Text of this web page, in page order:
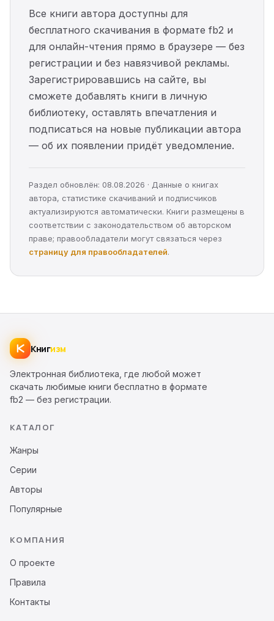
Все книги автора доступны для
бесплатного скачивания в формате fb2 и
для онлайн-чтения прямо в браузере — без
регистрации и без навязчивой рекламы.
Зарегистрировавшись на сайте, вы
сможете добавлять книги в личную
библиотеку, оставлять впечатления и
подписаться на новые публикации автора
— об их появлении придёт уведомление.
Раздел обновлён: 08.08.2026 · Данные о книгах
автора, статистике скачиваний и подписчиков
актуализируются автоматически. Книги размещены в
соответствии с законодательством об авторском
праве; правообладатели могут связаться через
страницу для правообладателей.
Книгизм
Электронная библиотека, где любой может
скачать любимые книги бесплатно в формате
fb2 — без регистрации.
КАТАЛОГ
Жанры
Серии
Авторы
Популярные
КОМПАНИЯ
О проекте
Правила
Контакты